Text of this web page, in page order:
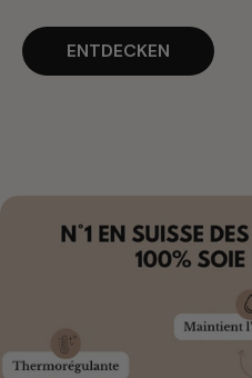
ENTDECKEN